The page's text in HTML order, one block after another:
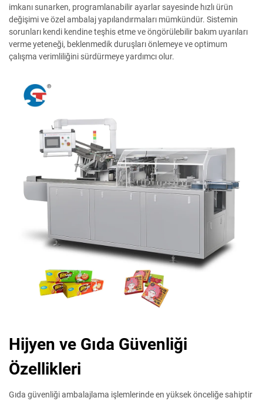
imkanı sunarken, programlanabilir ayarlar sayesinde hızlı ürün
değişimi ve özel ambalaj yapılandırmaları mümkündür. Sistemin
sorunları kendi kendine teşhis etme ve öngörülebilir bakım uyarıları
verme yeteneği, beklenmedik duruşları önlemeye ve optimum
çalışma verimliliğini sürdürmeye yardımcı olur.
Hijyen ve Gıda Güvenliği
Özellikleri
Gıda güvenliği ambalajlama işlemlerinde en yüksek önceliğe sahiptir